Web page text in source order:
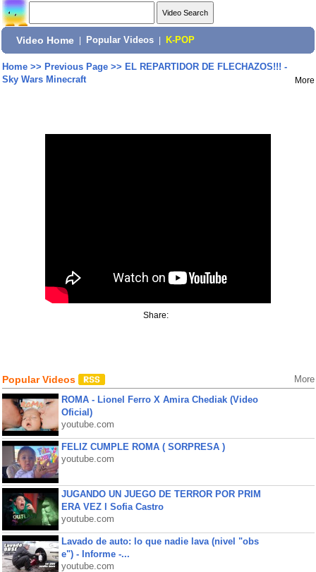
Video Home Popular Videos K-POP
Home>> Previous Page>> EL REPARTIDOR DE FLECHAZOS!!! -
Sky Wars Minecraft
More
Share:
Popular Videos More
ROMA - Lionel Ferro X Amira Chediak (Video
Oficial)
youtube.com
FELIZ CUMPLE ROMA ( SORPRESA )
youtube.com
JUGANDO UN JUEGO DE TERROR POR PRIM
ERA VEZ l Sofia Castro
youtube.com
Lavado de auto: lo que nadie lava (nivel "obs
e") - Informe -...
youtube.com